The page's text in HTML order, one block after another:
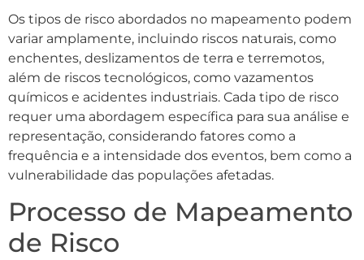
Os tipos de risco abordados no mapeamento podem
variar amplamente, incluindo riscos naturais, como
enchentes, deslizamentos de terra e terremotos,
além de riscos tecnológicos, como vazamentos
químicos e acidentes industriais. Cada tipo de risco
requer uma abordagem específica para sua análise e
representação, considerando fatores como a
frequência e a intensidade dos eventos, bem como a
vulnerabilidade das populações afetadas.
Processo de Mapeamento
de Risco